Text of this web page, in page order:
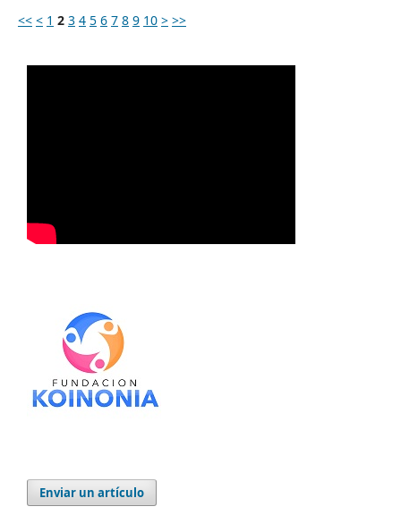
<< < 1 2 3 4 5 6 7 8 9 10 > >>
Enviar un artículo